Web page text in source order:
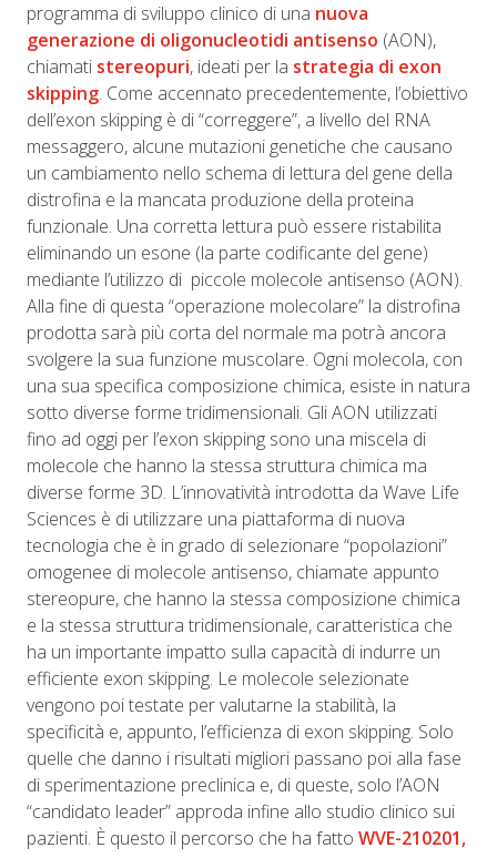
programma di sviluppo clinico di una nuova
generazione di oligonucleotidi antisenso (AON),
chiamati stereopuri, ideati per la strategia di exon
skipping. Come accennato precedentemente, l’obiettivo
dell’exon skipping è di “correggere”, a livello del RNA
messaggero, alcune mutazioni genetiche che causano
un cambiamento nello schema di lettura del gene della
distrofina e la mancata produzione della proteina
funzionale. Una corretta lettura può essere ristabilita
eliminando un esone (la parte codificante del gene)
mediante l’utilizzo di piccole molecole antisenso (AON).
Alla fine di questa “operazione molecolare” la distrofina
prodotta sarà più corta del normale ma potrà ancora
svolgere la sua funzione muscolare. Ogni molecola, con
una sua specifica composizione chimica, esiste in natura
sotto diverse forme tridimensionali. Gli AON utilizzati
fino ad oggi per l’exon skipping sono una miscela di
molecole che hanno la stessa struttura chimica ma
diverse forme 3D. L’innovatività introdotta da Wave Life
Sciences è di utilizzare una piattaforma di nuova
tecnologia che è in grado di selezionare “popolazioni”
omogenee di molecole antisenso, chiamate appunto
stereopure, che hanno la stessa composizione chimica
e la stessa struttura tridimensionale, caratteristica che
ha un importante impatto sulla capacità di indurre un
efficiente exon skipping. Le molecole selezionate
vengono poi testate per valutarne la stabilità, la
specificità e, appunto, l’efficienza di exon skipping. Solo
quelle che danno i risultati migliori passano poi alla fase
di sperimentazione preclinica e, di queste, solo l’AON
“candidato leader” approda infine allo studio clinico sui
pazienti. È questo il percorso che ha fatto WVE-210201,